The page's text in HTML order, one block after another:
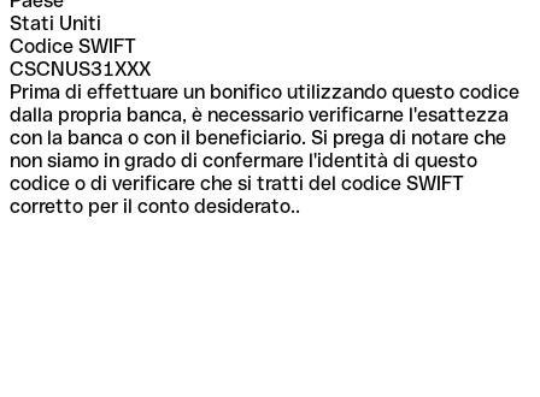
Stati Uniti
Codice SWIFT
CSCNUS31XXX
Prima di effettuare un bonifico utilizzando questo codice
dalla propria banca, è necessario verificarne l'esattezza
con la banca o con il beneficiario. Si prega di notare che
non siamo in grado di confermare l'identità di questo
codice o di verificare che si tratti del codice SWIFT
corretto per il conto desiderato..